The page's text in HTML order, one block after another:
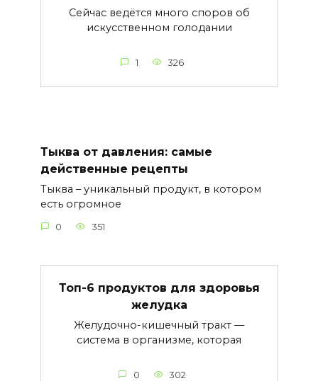
Сейчас ведётся много споров об
искусственном голодании
1 326
Тыква от давления: самые
действенные рецепты
Тыква – уникальный продукт, в котором
есть огромное
0 351
Топ-6 продуктов для здоровья
желудка
Желудочно-кишечный тракт —
система в организме, которая
0 302